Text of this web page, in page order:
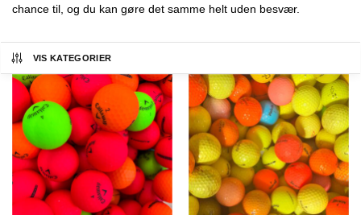
chance til, og du kan gøre det samme helt uden besvær.
VIS KATEGORIER